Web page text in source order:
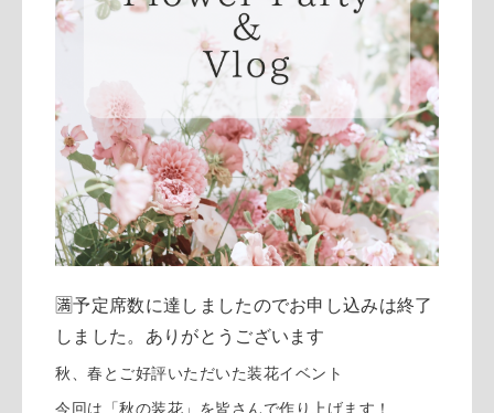
🈵予定席数に達しましたのでお申し込みは終了
しました。ありがとうございます
秋、春とご好評いただいた装花イベント
今回は「秋の装花」を皆さんで作り上げます！